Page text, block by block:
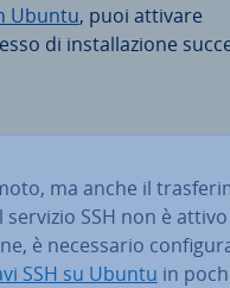
Ubuntu, puoi attivare
di in­stal­la­zio­ne
ma anche il
servizio SSH non è
è ne­ces­sa­rio
SSH su Ubuntu in